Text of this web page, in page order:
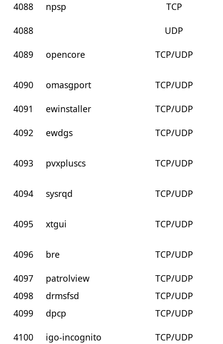
4088
npsp
TCP
4088
UDP
4089
opencore TCP/UDP
4090 omasgport
TCP/UDP
4091
ewinstaller
TCP/UDP
4092
ewdgs TCP/UDP
4093 pvxpluscs TCP/UDP
4094 sysrqd TCP/UDP
4095 xtgui TCP/UDP
4096 bre
TCP/UDP
4097
patrolview
TCP/UDP
4098
drmsfsd
TCP/UDP
4099
dpcp
TCP/UDP
4100
igo-incognito
TCP/UDP